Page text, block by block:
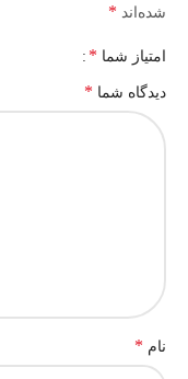
شده‌اند *
امتیاز شما *
دیدگاه شما *
نام *